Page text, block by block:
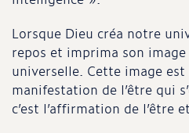
Lorsque Dieu créa notre
repos et imprima son
universelle. Cette image
manifestation de l’être qui
c’est l’affirmation de l’être